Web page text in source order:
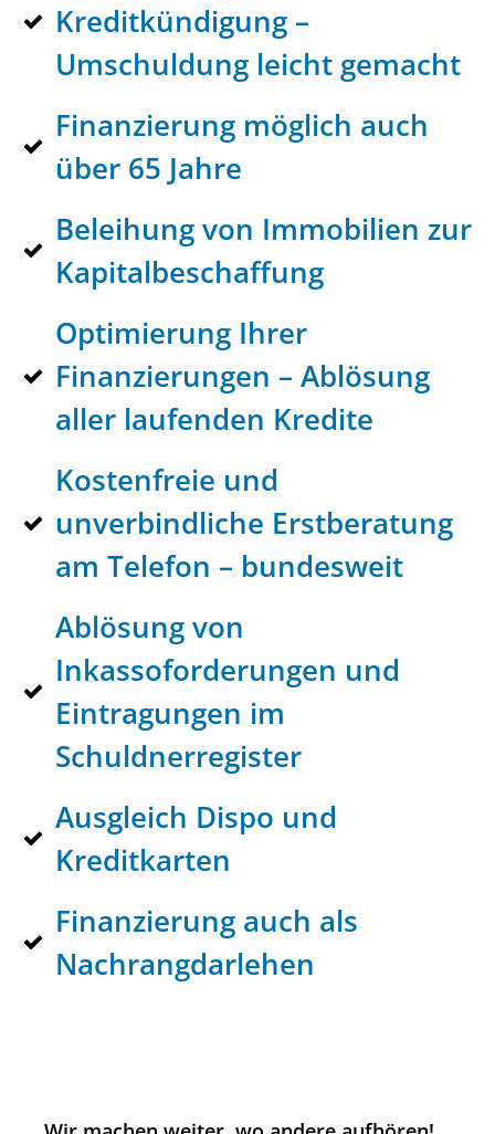
Kreditkündigung –
Umschuldung leicht gemacht
Finanzierung möglich auch
über 65 Jahre
Beleihung von Immobilien zur
Kapitalbeschaffung
Optimierung Ihrer
Finanzierungen – Ablösung
aller laufenden Kredite
Kostenfreie und
unverbindliche Erstberatung
am Telefon – bundesweit
Ablösung von
Inkassoforderungen und
Eintragungen im
Schuldnerregister
Ausgleich Dispo und
Kreditkarten
Finanzierung auch als
Nachrangdarlehen